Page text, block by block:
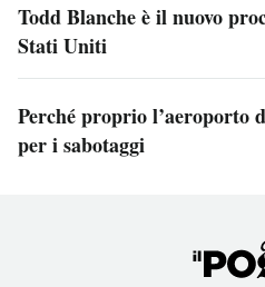
Todd Blanche è il nuovo
Stati Uniti
Perché proprio l’aeroporto
per i sabotaggi